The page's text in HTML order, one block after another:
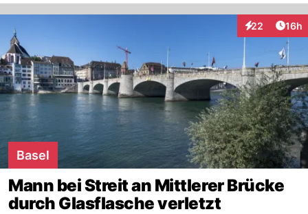
22
Interaktionen
16h
Basel
Mann bei Streit an Mittlerer Brücke
durch Glasflasche verletzt